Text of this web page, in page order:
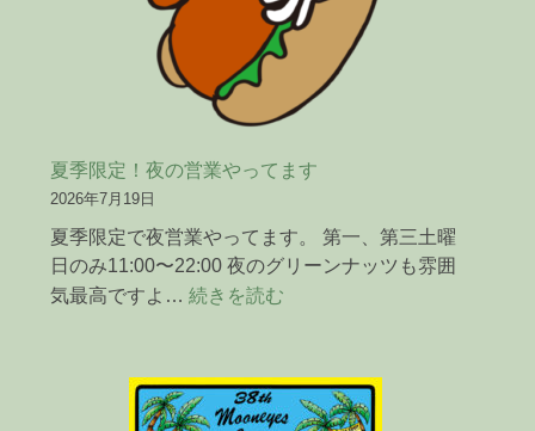
夏季限定！夜の営業やってます
2026年7月19日
夏季限定で夜営業やってます。 第一、第三土曜
日のみ11:00〜22:00 夜のグリーンナッツも雰囲
気最高ですよ…続きを読む
限
定！